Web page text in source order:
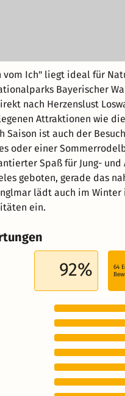
vom Ich" liegt ideal für
Bayerischer
nach Herzenslust
Attraktionen wie
Saison ist auch der
oder einer
Spaß für Jung- und
geboten, gerade das
lädt auch im Winter
ein.
92% 64